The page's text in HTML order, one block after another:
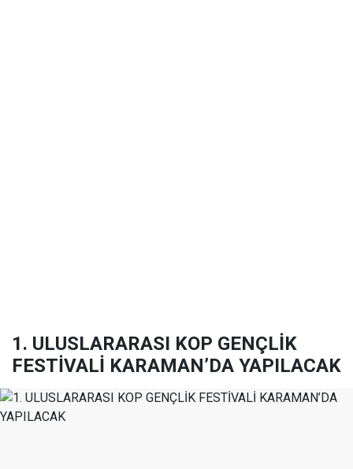
1. ULUSLARARASI KOP GENÇLİK
FESTİVALİ KARAMAN’DA YAPILACAK